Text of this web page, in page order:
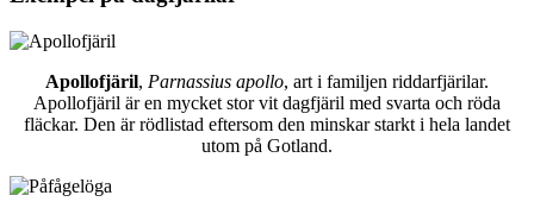
Apollofjäril, Parnassius apollo, art i familjen riddarfjärilar.
Apollofjäril är en mycket stor vit dagfjäril med svarta och röda
fläckar. Den är rödlistad eftersom den minskar starkt i hela landet
utom på Gotland.